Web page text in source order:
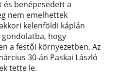
és benépesedett a
nem emelhettek
kelenföldi káplán
hogy
a festői környezetben. Az
30-án Paskai László
tette le.